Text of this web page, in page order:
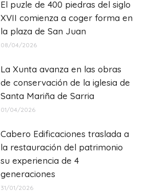
El puzle de 400 piedras del siglo
XVII comienza a coger forma en
la plaza de San Juan
08/04/2026
La Xunta avanza en las obras
de conservación de la iglesia de
Santa Mariña de Sarria
01/04/2026
Cabero Edificaciones traslada a
la restauración del patrimonio
su experiencia de 4
generaciones
31/01/2026